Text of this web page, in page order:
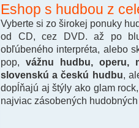
Eshop s hudbou z
Vyberte si zo širokej ponuky
od CD, cez DVD. až po
obľúbeného interpréta, alebo
pop, vážnu hudbu, operu,
slovenskú a českú hudbu ,
dopĺňajú aj štýly ako glam
najviac zásobených